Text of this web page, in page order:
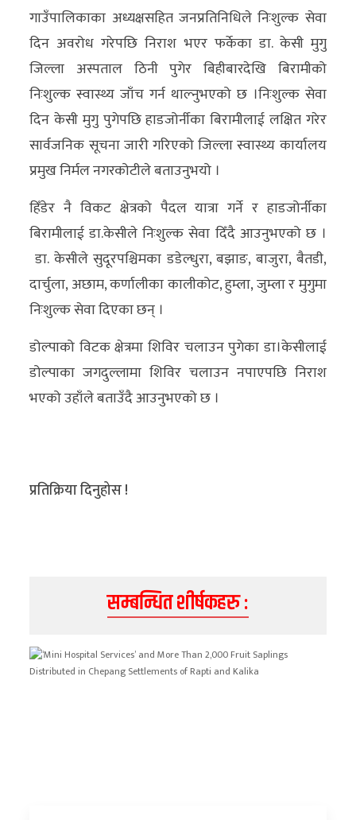
रोचक
अन्य
क्लिक
खबर
विशेष
फोटो
ग्यालरी
भिडियो
गाउँपालिकाका अध्यक्षसहित जनप्रतिनिधिले निःशुल्क सेवा
दिन अवरोध गरेपछि निराश भएर फर्केका डा. केसी मुगु
जिल्ला अस्पताल ठिनी पुगेर बिहीबारदेखि बिरामीको
निःशुल्क स्वास्थ्य जाँच गर्न थाल्नुभएको छ ।निःशुल्क सेवा
दिन केसी मुगु पुगेपछि हाडजोर्नीका बिरामीलाई लक्षित गरेर
सार्वजनिक सूचना जारी गरिएको जिल्ला स्वास्थ्य कार्यालय
प्रमुख निर्मल नगरकोटीले बताउनुभयो ।
हिँडेर नै विकट क्षेत्रको पैदल यात्रा गर्ने र हाडजोर्नीका
बिरामीलाई डा.केसीले निःशुल्क सेवा दिँदै आउनुभएको छ ।
डा. केसीले सुदूरपश्चिमका डडेल्धुरा, बझाङ, बाजुरा, बैतडी,
दार्चुला, अछाम, कर्णालीका कालीकोट, हुम्ला, जुम्ला र मुगुमा
निःशुल्क सेवा दिएका छन् ।
डोल्पाको विटक क्षेत्रमा शिविर चलाउन पुगेका डा।केसीलाई
डोल्पाका जगदुल्लामा शिविर चलाउन नपाएपछि निराश
भएको उहाँले बताउँदै आउनुभएको छ ।
प्रतिक्रिया दिनुहोस !
सम्बन्धित शीर्षकहरु :